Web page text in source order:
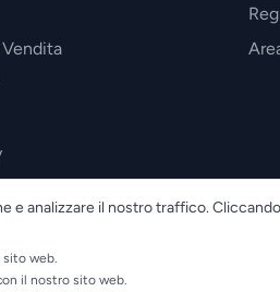
e analizzare il nostro traffico.
web.
il nostro sito web.